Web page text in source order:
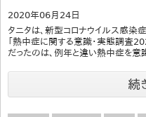
2020年06月24日
タニタは、新型コロナウイルス感染
「熱中症に関する意識・実態調査
だったのは、例年と違い熱中症を意
続